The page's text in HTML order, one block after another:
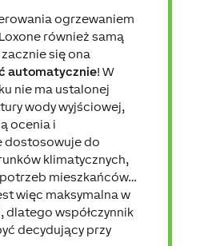
ogrzewaniem
również samą
się ona
automatycznie! W
nie ma ustalonej
wody wyjściowej,
ocenia i
dostosowuje do
klimatycznych,
mieszkańców…
więc maksymalna w
dlatego współczynnik
decydujący przy